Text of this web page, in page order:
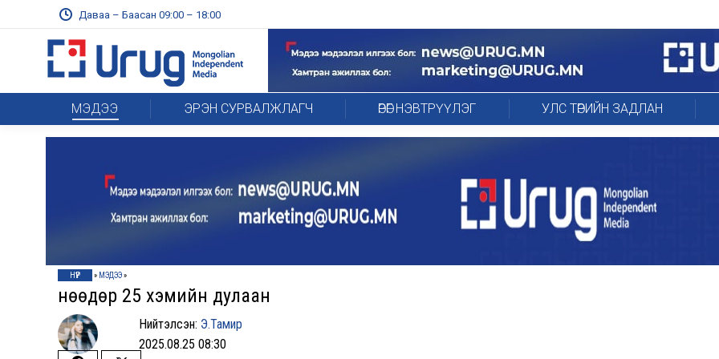
Даваа – Баасан 09:00 – 18:00
МЭДЭЭ ЭРЭН СУРВАЛЖЛАГЧ ӨРӨГ НЭВТРҮҮЛЭГ УЛС ТӨРИЙН ЗАДЛАН
НҮҮР » МЭДЭЭ»
Өнөөдөр 25 хэмийн дулаан
Нийтэлсэн: Э.Тамир
2025.08.25 08:30